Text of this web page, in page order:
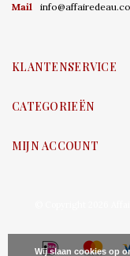
Mail
KLANTENSERVICE
CATEGORIEËN
MIJN ACCOUNT
Wij slaan cookies op